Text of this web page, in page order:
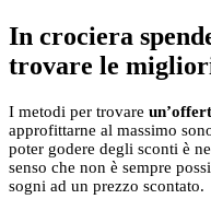
In crociera
trovare le
I metodi per trovare
approfittarne al massimo
poter godere degli sconti è
senso che non è sempre
sogni ad un prezzo scontato.